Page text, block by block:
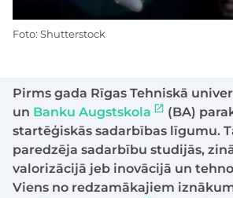
Pirms gada Rīgas Tehniskā
un Banku Augstskola
(BA)
startēģiskās sadarbības līgumu.
paredzēja sadarbību studijās,
valorizācijā jeb inovācijā un
Viens no redzamākajiem
Foto: Shutterstock